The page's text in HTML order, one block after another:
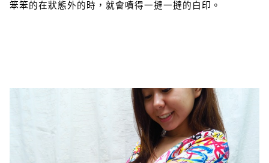
笨笨的在狀態外的時，就會噴得一撻一撻的白印。